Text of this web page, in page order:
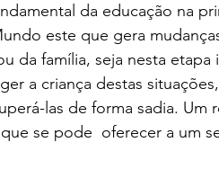
da educação na
este que gera
da família, seja nesta
a criança destas
las de forma sadia.
se pode  oferecer a um